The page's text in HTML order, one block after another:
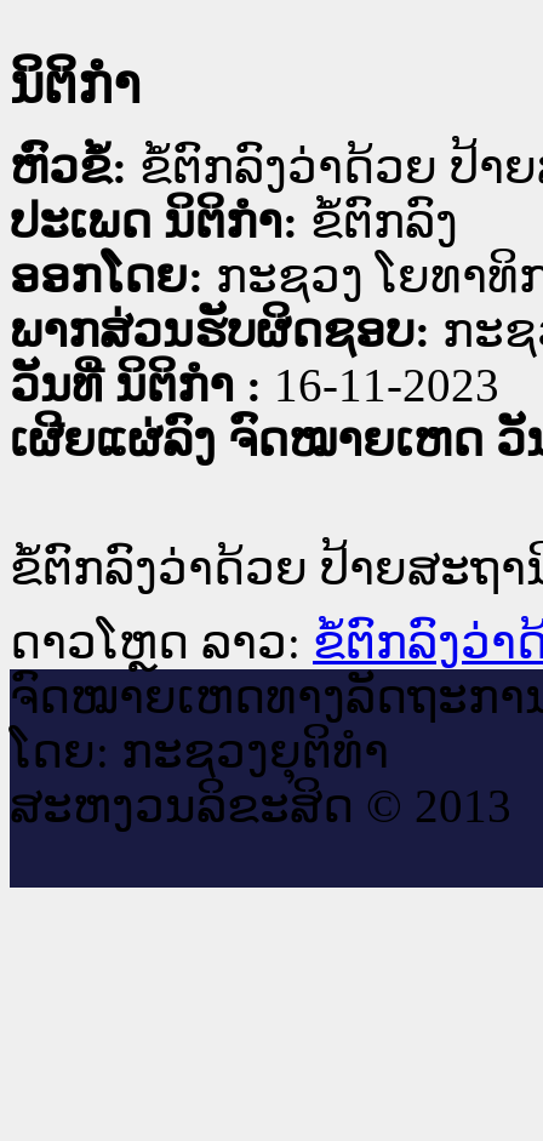
ນິຕິກໍາ
ຫົວຂໍ້: ຂໍ້ຕົກລົງວ່າດ້ວຍ ປ້າ
ປະເພດ ນິຕິກໍາ: ຂໍ້ຕົກລົງ
ອອກໂດຍ: ກະຊວງ ໂຍທາທິ
ພາກສ່ວນຮັບຜິດຊອບ: ກະ
ວັນທີ່ ນິຕິກໍາ : 16-11-2023
ເຜີຍແຜ່ລົງ ຈົດໝາຍເຫດ ວັ
ຂໍ້ຕົກລົງວ່າດ້ວຍ ປ້າຍສະຖາ
ດາວໂຫຼດ ລາວ: ຂໍ້ຕົກລົງວ່າ
ຈົດ​ໝາຍ​ເຫດ​ທາງ​ລັດ​ຖະ​ກາ
ໂດຍ: ກະ​ຊວງຍຸ​ຕິ​ທຳ
ສະ​ຫງວນ​ລິ​ຂະ​ສິດ © 2013